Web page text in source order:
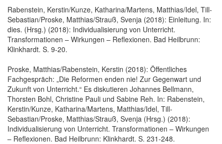
Rabenstein, Kerstin/Kunze, Katharina/Martens, Matthias/Idel, Till-
Sebastian/Proske, Matthias/Strauß, Svenja (2018): Einleitung. In:
dies. (Hrsg.) (2018): Individualisierung von Unterricht.
Transformationen – Wirkungen – Reflexionen. Bad Heilbrunn:
Klinkhardt. S. 9-20.
Proske, Matthias/Rabenstein, Kerstin (2018): Öffentliches
Fachgespräch: „Die Reformen enden nie! Zur Gegenwart und
Zukunft von Unterricht.“ Es diskutieren Johannes Bellmann,
Thorsten Bohl, Christine Pauli und Sabine Reh. In: Rabenstein,
Kerstin/Kunze, Katharina/Martens, Matthias/Idel, Till-
Sebastian/Proske, Matthias/Strauß, Svenja (Hrsg.) (2018):
Individualisierung von Unterricht. Transformationen – Wirkungen
– Reflexionen. Bad Heilbrunn: Klinkhardt. S. 231-248.